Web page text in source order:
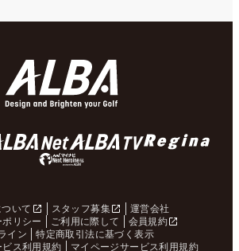
いて スタッフ募集
運営会社
リシー
ご利用に際して
会員規約
イン
特定商取引法に基づく表示
ス利用規約
マイページサービス利用規約